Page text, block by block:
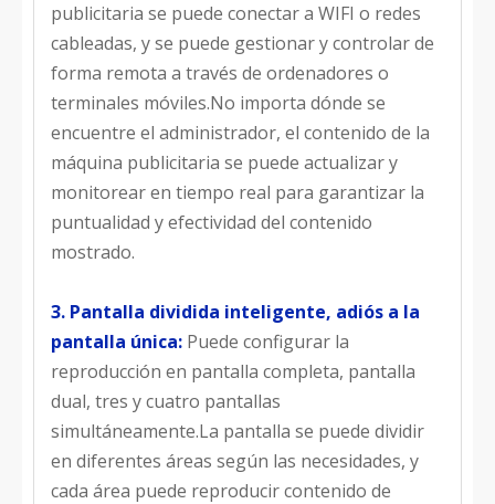
publicitaria se puede conectar a WIFI o redes
cableadas, y se puede gestionar y controlar de
forma remota a través de ordenadores o
terminales móviles.No importa dónde se
encuentre el administrador, el contenido de la
máquina publicitaria se puede actualizar y
monitorear en tiempo real para garantizar la
puntualidad y efectividad del contenido
mostrado.
3. Pantalla dividida inteligente, adiós a la
pantalla única: Puede configurar la
reproducción en pantalla completa, pantalla
dual, tres y cuatro pantallas
simultáneamente.La pantalla se puede dividir
en diferentes áreas según las necesidades, y
cada área puede reproducir contenido de